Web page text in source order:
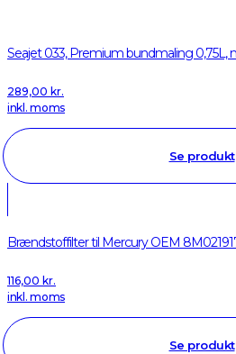
Seajet 033, Premium bundmaling 0,75L,
289,00 kr.
inkl. moms
Se produkt
Brændstoffilter til Mercury OEM
116,00 kr.
inkl. moms
Se produkt